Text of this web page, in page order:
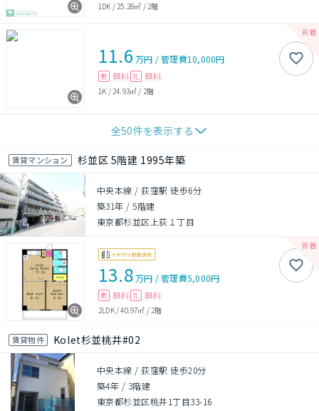
1DK /25.28㎡ /2階
11.6 万円 /管理費10,000円
敷 無料 礼 無料
1K / 24.93㎡ / 2階
全50件を表示する
賃貸マンション 杉並区 5階建 1995年築
中央本線 / 荻窪駅 徒歩6分
築31年 /5階建
東京都杉並区上荻１丁目
13.8万円 /管理費5,000円
敷 無料 礼 無料
2LDK/40.97㎡ /2階
賃貸物件 Kolet杉並桃井#02
中央本線 / 荻窪駅 徒歩20分
築4年 / 3階建
東京都杉並区桃井1丁目33-16